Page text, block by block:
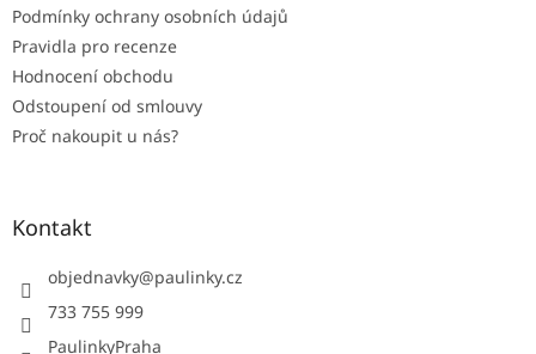
Podmínky ochrany osobních údajů
Pravidla pro recenze
Hodnocení obchodu
Odstoupení od smlouvy
Proč nakoupit u nás?
Kontakt
objednavky@paulinky.cz
733 755 999
PaulinkyPraha